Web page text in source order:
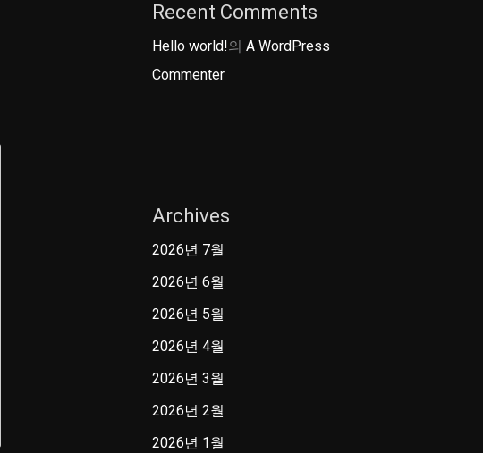
Recent Comments
Hello world!의 A WordPress
Commenter
Archives
2026년 7월
2026년 6월
2026년 5월
2026년 4월
2026년 3월
2026년 2월
2026년 1월